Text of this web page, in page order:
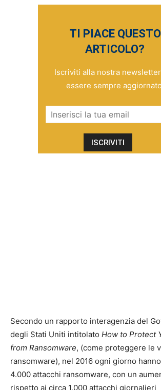
TI PIACE QUESTO
ARTICOLO?
Iscriviti alla nostra
essere sempre
Secondo un rapporto interagenzia del
degli Stati Uniti intitolato How to Protect
from Ransomware, (come proteggere le
ransomware), nel 2016 ogni giorno
4.000 attacchi ransomware, con un
rispetto ai circa 1.000 attacchi